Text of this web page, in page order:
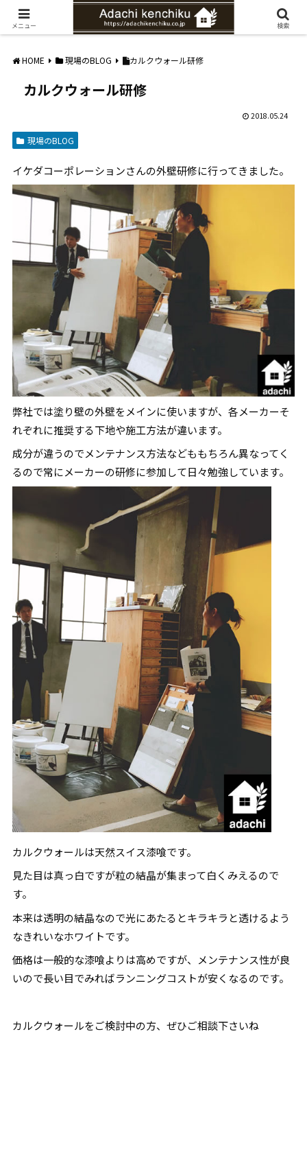
愛知県みよし市の工務店。自然素材を使ったナチュラルな家づくりをご提案
HOME 現場のBLOG カルクウォール研修
カルクウォール研修
2018.05.24
現場のBLOG
イケダコーポレーションさんの外壁研修に行ってきました。
弊社では塗り壁の外壁をメインに使いますが、各メーカーそ
れぞれに推奨する下地や施工方法が違います。
成分が違うのでメンテナンス方法などももちろん異なってく
るので常にメーカーの研修に参加して日々勉強しています。
カルクウォールは天然スイス漆喰です。
見た目は真っ白ですが粒の結晶が集まって白くみえるので
す。
本来は透明の結晶なので光にあたるとキラキラと透けるよう
なきれいなホワイトです。
価格は一般的な漆喰よりは高めですが、メンテナンス性が良
いので長い目でみればランニングコストが安くなるのです。
カルクウォールをご検討中の方、ぜひご相談下さいね
メニュー 検索